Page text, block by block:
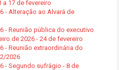
17 de fevereiro
- Alteração ao Alvará de
- Reunião pública do executivo
de 2026 - 24 de fevereiro
- Reunião extraordinária do
2026
- Segundo sufrágio - 8 de